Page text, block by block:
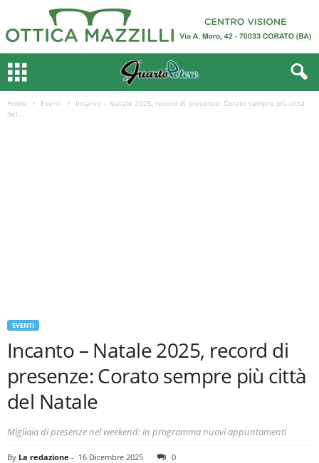
Home Eventi
Incanto – Natale 2025, record di presenze: Corato sempre più città
del...
EVENTI
Incanto – Natale 2025, record di
presenze: Corato sempre più città
del Natale
Migliaia di presenze nel weekend: in programma nuovi appuntamenti
By La redazione - 16 Dicembre 2025 0